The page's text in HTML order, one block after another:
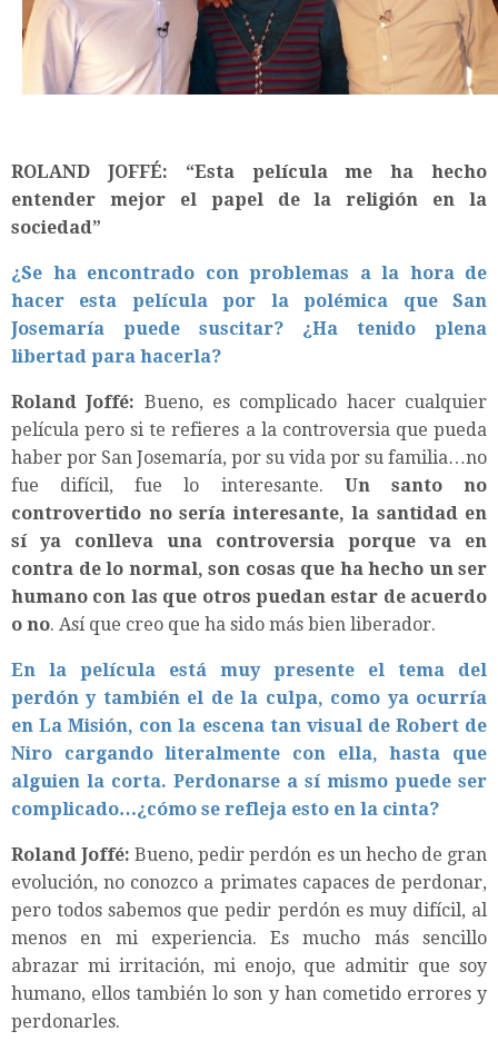
ROLAND JOFFÉ: “Esta película me ha hecho
entender mejor el papel de la religión en la
sociedad”
¿Se ha encontrado con problemas a la hora de
hacer esta película por la polémica que San
Josemaría puede suscitar? ¿Ha tenido plena
libertad para hacerla?
Roland Joffé: Bueno, es complicado hacer cualquier
película pero si te refieres a la controversia que pueda
haber por San Josemaría, por su vida por su familia…no
fue difícil, fue lo interesante. Un santo no
controvertido no sería interesante, la santidad en
sí ya conlleva una controversia porque va en
contra de lo normal, son cosas que ha hecho un ser
humano con las que otros puedan estar de acuerdo
o no. Así que creo que ha sido más bien liberador.
En la película está muy presente el tema del
perdón y también el de la culpa, como ya ocurría
en La Misión, con la escena tan visual de Robert de
Niro cargando literalmente con ella, hasta que
alguien la corta. Perdonarse a sí mismo puede ser
complicado…¿cómo se refleja esto en la cinta?
Roland Joffé: Bueno, pedir perdón es un hecho de gran
evolución, no conozco a primates capaces de perdonar,
pero todos sabemos que pedir perdón es muy difícil, al
menos en mi experiencia. Es mucho más sencillo
abrazar mi irritación, mi enojo, que admitir que soy
humano, ellos también lo son y han cometido errores y
perdonarles.